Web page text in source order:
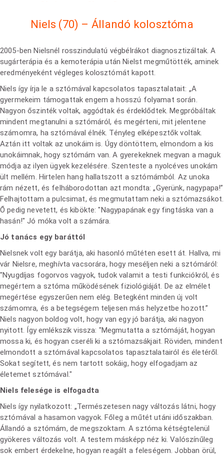
Niels (70) – Állandó kolosztóma
2005-ben Nielsnél rosszindulatú végbélrákot diagnosztizáltak. A
sugárterápia és a kemoterápia után Nielst megműtötték, aminek
eredményeként végleges kolosztómát kapott.
Niels így írja le a sztómával kapcsolatos tapasztalatait: „A
gyermekeim támogattak engem a hosszú folyamat során.
Nagyon őszinték voltak, aggódtak és érdeklődtek. Megpróbáltak
mindent megtanulni a sztómáról, és megérteni, mit jelentene
számomra, ha sztómával élnék. Tényleg elképesztők voltak.
Aztán itt voltak az unokáim is. Úgy döntöttem, elmondom a kis
unokáimnak, hogy sztómám van. A gyerekeknek megvan a maguk
módja az ilyen ügyek kezelésére. Szenteste a nyolcéves unokám
ült mellém. Hirtelen hang hallatszott a sztómámból. Az unoka
rám nézett, és felháborodottan azt mondta: „Gyerünk, nagypapa!”
Felhajtottam a pulcsimat, és megmutattam neki a sztómazsákot.
Ő pedig nevetett, és kibökte: "Nagypapának egy fingtáska van a
hasán!" Jó móka volt a számára.
Jó tanács egy baráttól
Nielsnek volt egy barátja, aki hasonló műtéten esett át. Hallva, mi
vár Nielsre, meghívta vacsorára, hogy meséljen neki a sztómáról:
"Nyugdíjas fogorvos vagyok, tudok valamit a testi funkciókról, és
megértem a sztóma működésének fiziológiáját. De az elmélet
megértése egyszerűen nem elég. Betegként minden új volt
számomra, és a betegségem teljesen más helyzetbe hozott.”
Niels nagyon boldog volt, hogy van egy jó barátja, aki nagyon
nyitott. Így emlékszik vissza: "Megmutatta a sztómáját, hogyan
mossa ki, és hogyan cseréli ki a sztómazsákjait. Röviden, mindent
elmondott a sztómával kapcsolatos tapasztalatairól és életéről.
Sokat segített, és nem tartott sokáig, hogy elfogadjam az
életemet sztómával."
Niels felesége is elfogadta
Niels így nyilatkozott: „Természetesen nagy változás látni, hogy
sztómával a hasamon vagyok. Főleg a műtét utáni időszakban.
Állandó a sztómám, de megszoktam. A sztóma kétségtelenül
gyökeres változás volt. A testem másképp néz ki. Valószínűleg
sok embert érdekelne, hogyan reagált a feleségem. Jobban örül,